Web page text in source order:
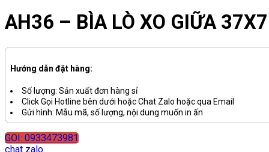
AH36 – BÌA LÒ XO GIỮA
Hướng dẫn đặt hàng:
Số lượng: Sản xuất đơn hàng sỉ
Click Gọi Hotline bên dưới hoặc Chat Zalo hoặc qua Email
Gửi hình: Mẫu mã, số lượng, nội dung muốn in ấn
GỌI: 0933473981
chat zalo